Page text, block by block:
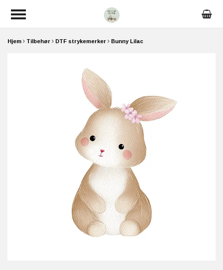
Hjem Tilbehør DTF strykemerker Bunny Lilac